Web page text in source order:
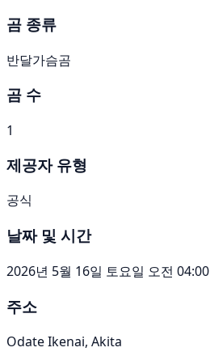
곰 종류
반달가슴곰
곰 수
1
제공자 유형
공식
날짜 및 시간
2026년 5월 16일 토요일 오전 04:00
주소
Odate Ikenai, Akita